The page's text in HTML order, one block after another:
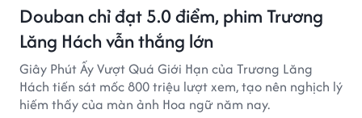
Douban chỉ đạt 5.0 điểm, phim Trương
Lăng Hách vẫn thắng lớn
Giây Phút Ấy Vượt Quá Giới Hạn của Trương Lăng
Hách tiến sát mốc 800 triệu lượt xem, tạo nên nghịch lý
hiếm thấy của màn ảnh Hoa ngữ năm nay.